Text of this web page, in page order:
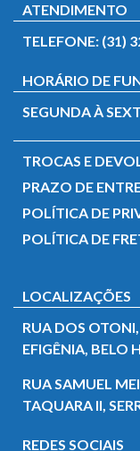
ATENDIMENTO
TELEFONE: (31)
HORÁRIO DE
SEGUNDA À
TROCAS E
PRAZO DE
POLÍTICA DE
POLÍTICA DE
LOCALIZAÇÕES
RUA DOS
EFIGÊNIA, BELO
RUA SAMUEL
TAQUARA II,
REDES SOCIAIS